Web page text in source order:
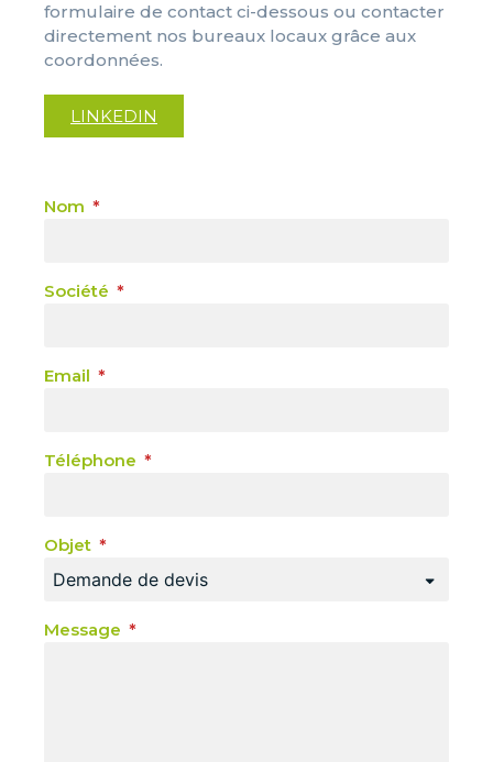
formulaire de contact ci-dessous ou contacter
directement nos bureaux locaux grâce aux
coordonnées.
LINKEDIN
Nom
Société
Email
Téléphone
Objet
Message